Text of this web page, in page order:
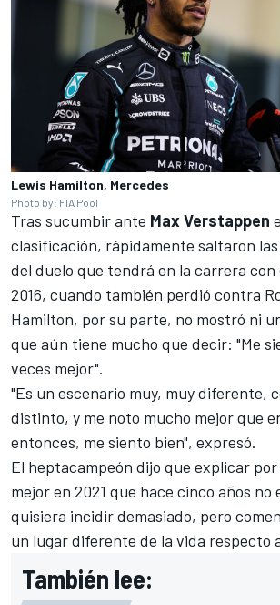
Lewis Hamilton, Mercedes
Photo by: FIA Pool
Tras sucumbir ante Max Verstappen
clasificación, rápidamente saltaron
del duelo que tendrá en la carrera con
2016, cuando también perdió contra
Hamilton, por su parte, no mostró ni
que aún tiene mucho que decir: "Me
veces mejor".
"Es un escenario muy, muy diferente,
distinto, y me noto mucho mejor que
entonces, me siento bien", expresó.
El heptacampeón dijo que explicar
mejor en 2021 que hace cinco años no
quisiera incidir demasiado, pero
un lugar diferente de la vida respecto
También lee: